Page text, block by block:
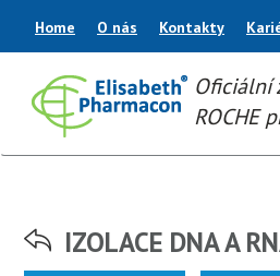
Home O nás Kontakty
Oficiální
ROCHE
IZOLACE DNA A